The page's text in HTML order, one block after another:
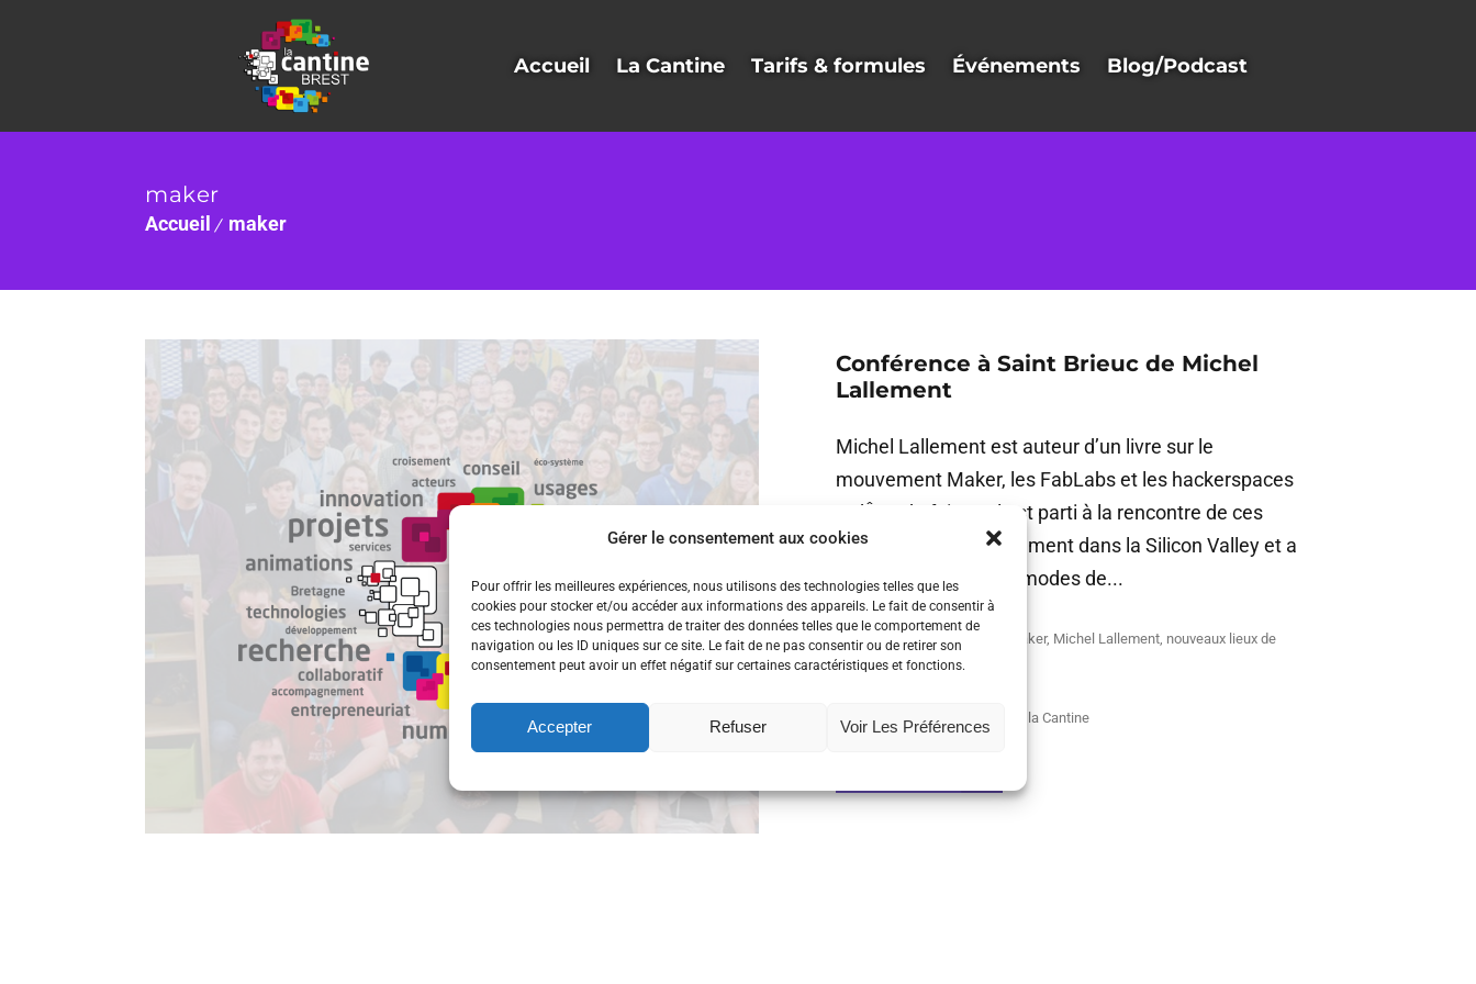
Gérer le consentement aux cookies
Pour offrir les meilleures expériences, nous utilisons des technologies telles que les
cookies pour stocker et/ou accéder aux informations des appareils. Le fait de consentir à
ces technologies nous permettra de traiter des données telles que le comportement de
navigation ou les ID uniques sur ce site. Le fait de ne pas consentir ou de retirer son
consentement peut avoir un effet négatif sur certaines caractéristiques et fonctions.
Accepter Refuser Voir Les Préférences
Accueil La Cantine Tarifs & formules Événements Blog/Podcast
maker
Accueil maker
Conférence à Saint Brieuc de Michel
Lallement
Michel Lallement est auteur d’un livre sur le
mouvement Maker, les FabLabs et les hackerspaces
« L’Âge du faire ». Il est parti à la rencontre de ces
communautés directement dans la Silicon Valley et a
étudié ces nouveaux modes de...
falabs,hackerspaces maker, Michel Lallement, nouveaux lieux de
travail,Silicon Valley
Événements Les amis de la Cantine